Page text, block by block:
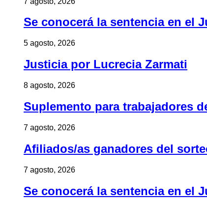
Se conocerá la sentencia en el
5 agosto, 2026
Justicia por Lucrecia Zarmati
8 agosto, 2026
Suplemento para trabajadores
7 agosto, 2026
Afiliados/as ganadores del
7 agosto, 2026
Se conocerá la sentencia en el